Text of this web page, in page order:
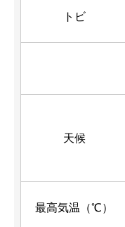
トビ
天候
最高気温（℃）